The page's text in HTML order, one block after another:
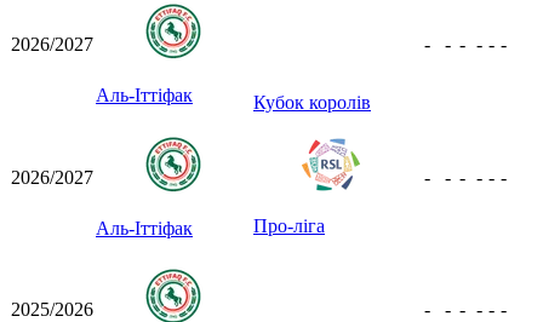
2026/2027
Аль-Іттіфак Кубок королів
- - - - - -
2026/2027
Аль-Іттіфак Про-ліга
- - - - - -
2025/2026 - - - - - -